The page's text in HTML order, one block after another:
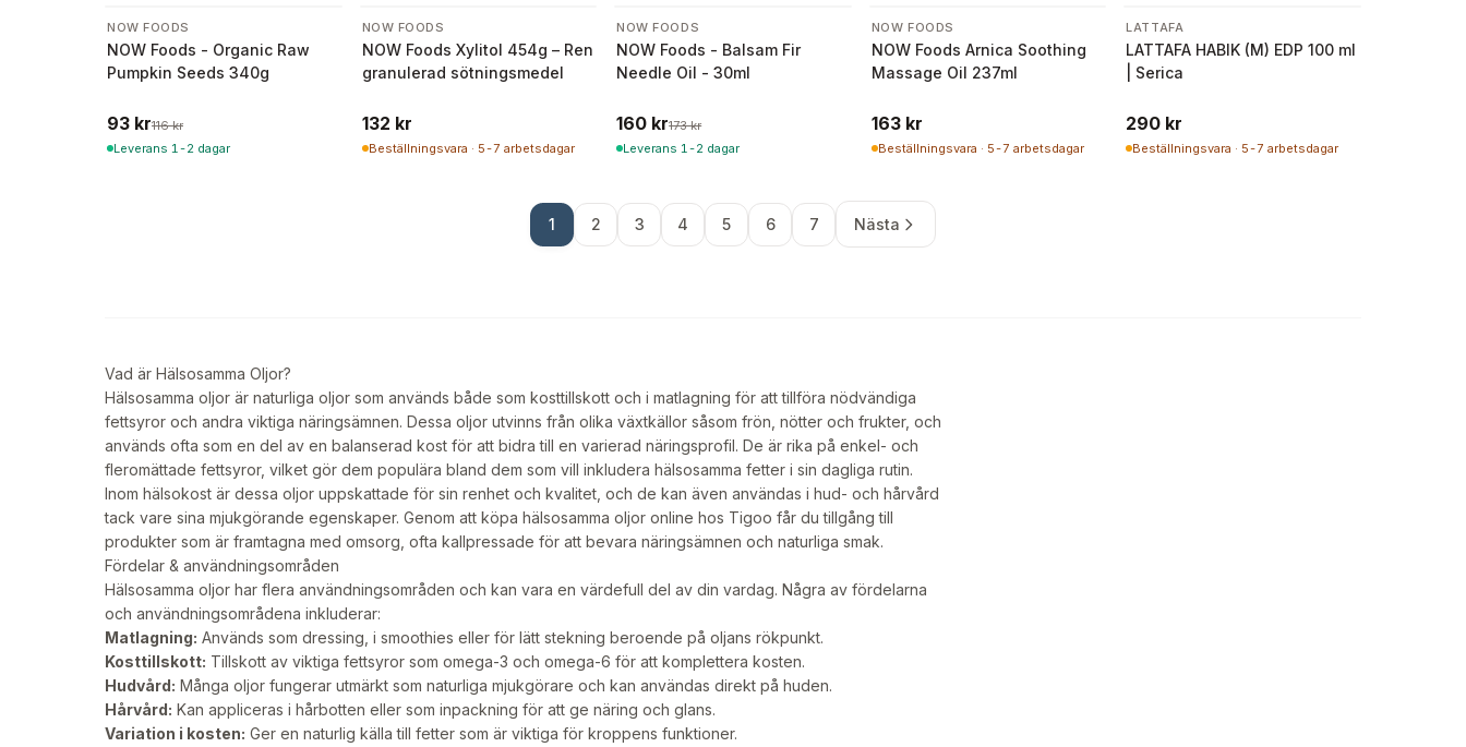
-20%
NOW FOODS
NOW Foods - Organic Raw
Pumpkin Seeds 340g
93 kr116 kr
Leverans 1-2 dagar
NOW FOODS
NOW Foods Xylitol 454g – Ren
granulerad sötningsmedel
132 kr
Beställningsvara · 5-7 arbetsdagar
-8 %
NOW FOODS
NOW Foods - Balsam Fir
Needle Oil - 30ml
160 kr173 kr
Leverans 1-2 dagar
NOW FOODS
NOW Foods Arnica Soothing
Massage Oil 237ml
163 kr
Beställningsvara · 5-7 arbetsdagar
LATTAFA
LATTAFA HABIK (M) EDP 100 ml
| Serica
290 kr
Beställningsvara · 5-7 arbetsdagar
1 2 3 4 5 6 7 Nästa
Vad är Hälsosamma Oljor?
Hälsosamma oljor är naturliga oljor som används både som kosttillskott och i matlagning för att tillföra nödvändiga
fettsyror och andra viktiga näringsämnen. Dessa oljor utvinns från olika växtkällor såsom frön, nötter och frukter, och
används ofta som en del av en balanserad kost för att bidra till en varierad näringsprofil. De är rika på enkel- och
fleromättade fettsyror, vilket gör dem populära bland dem som vill inkludera hälsosamma fetter i sin dagliga rutin.
Inom hälsokost är dessa oljor uppskattade för sin renhet och kvalitet, och de kan även användas i hud- och hårvård
tack vare sina mjukgörande egenskaper. Genom att köpa hälsosamma oljor online hos Tigoo får du tillgång till
produkter som är framtagna med omsorg, ofta kallpressade för att bevara näringsämnen och naturliga smak.
Fördelar & användningsområden
Hälsosamma oljor har flera användningsområden och kan vara en värdefull del av din vardag. Några av fördelarna
och användningsområdena inkluderar:
Matlagning: Används som dressing, i smoothies eller för lätt stekning beroende på oljans rökpunkt.
Kosttillskott: Tillskott av viktiga fettsyror som omega-3 och omega-6 för att komplettera kosten.
Hudvård: Många oljor fungerar utmärkt som naturliga mjukgörare och kan användas direkt på huden.
Hårvård: Kan appliceras i hårbotten eller som inpackning för att ge näring och glans.
Variation i kosten: Ger en naturlig källa till fetter som är viktiga för kroppens funktioner.